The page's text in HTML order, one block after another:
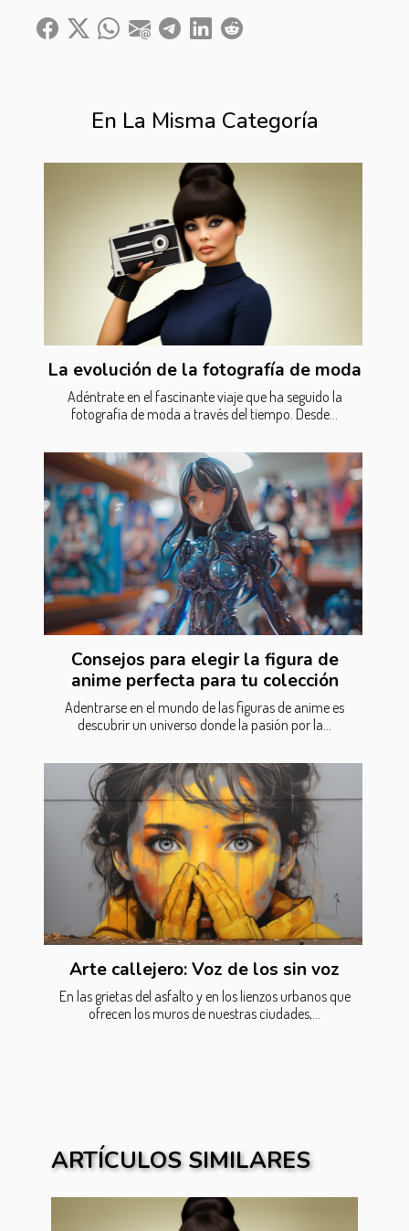
En La Misma Categoría
La evolución de la fotografía de moda
Adéntrate en el fascinante viaje que ha seguido la
fotografía de moda a través del tiempo. Desde...
Consejos para elegir la figura de
anime perfecta para tu colección
Adentrarse en el mundo de las figuras de anime es
descubrir un universo donde la pasión por la...
Arte callejero: Voz de los sin voz
En las grietas del asfalto y en los lienzos urbanos que
ofrecen los muros de nuestras ciudades,...
ARTÍCULOS SIMILARES